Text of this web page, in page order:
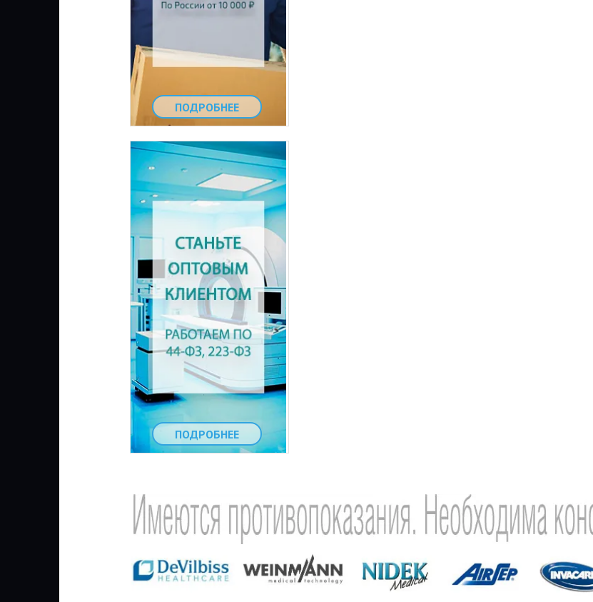
ПОДРОБНЕЕ
ПОДРОБНЕЕ